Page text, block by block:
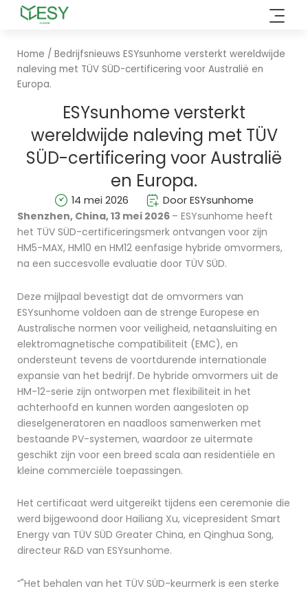
Overslaan
Home / Bedrijfsnieuws ESYsunhome versterkt wereldwijde
naleving met TÜV SÜD-certificering voor Australië en
Europa.
ESYsunhome versterkt
wereldwijde naleving met TÜV
SÜD-certificering voor Australië
en Europa.
14 mei 2026
Door ESYsunhome
Shenzhen, China, 13 mei 2026 – ESYsunhome heeft
het TÜV SÜD-certificeringsmerk ontvangen voor zijn
HM5-MAX, HM10 en HM12 eenfasige hybride omvormers,
na een succesvolle evaluatie door TÜV SÜD.
Deze mijlpaal bevestigt dat de omvormers van
ESYsunhome voldoen aan de strenge Europese en
Australische normen voor veiligheid, netaansluiting en
elektromagnetische compatibiliteit (EMC), en
ondersteunt tevens de voortdurende internationale
expansie van het bedrijf. De hybride omvormers uit de
HM-12-serie zijn ontworpen met flexibiliteit in het
achterhoofd en kunnen worden aangesloten op
dieselgeneratoren en naadloos samenwerken met
bestaande PV-systemen, waardoor ze uitermate
geschikt zijn voor een breed scala aan residentiële en
kleine commerciële toepassingen.
Het certificaat werd uitgereikt tijdens een ceremonie die
werd bijgewoond door Hailiang Xu, vicepresident Smart
Energy van TÜV SÜD Greater China, en Qinghua Song,
directeur R&D van ESYsunhome.
“"Het behalen van het TÜV SÜD-keurmerk is een sterke